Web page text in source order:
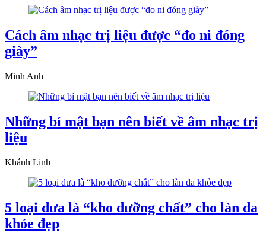
Cách âm nhạc trị liệu được “đo ni đóng
giày”
Minh Anh
Những bí mật bạn nên biết về âm nhạc trị
liệu
Khánh Linh
5 loại dưa là “kho dưỡng chất” cho làn da
khỏe đẹp